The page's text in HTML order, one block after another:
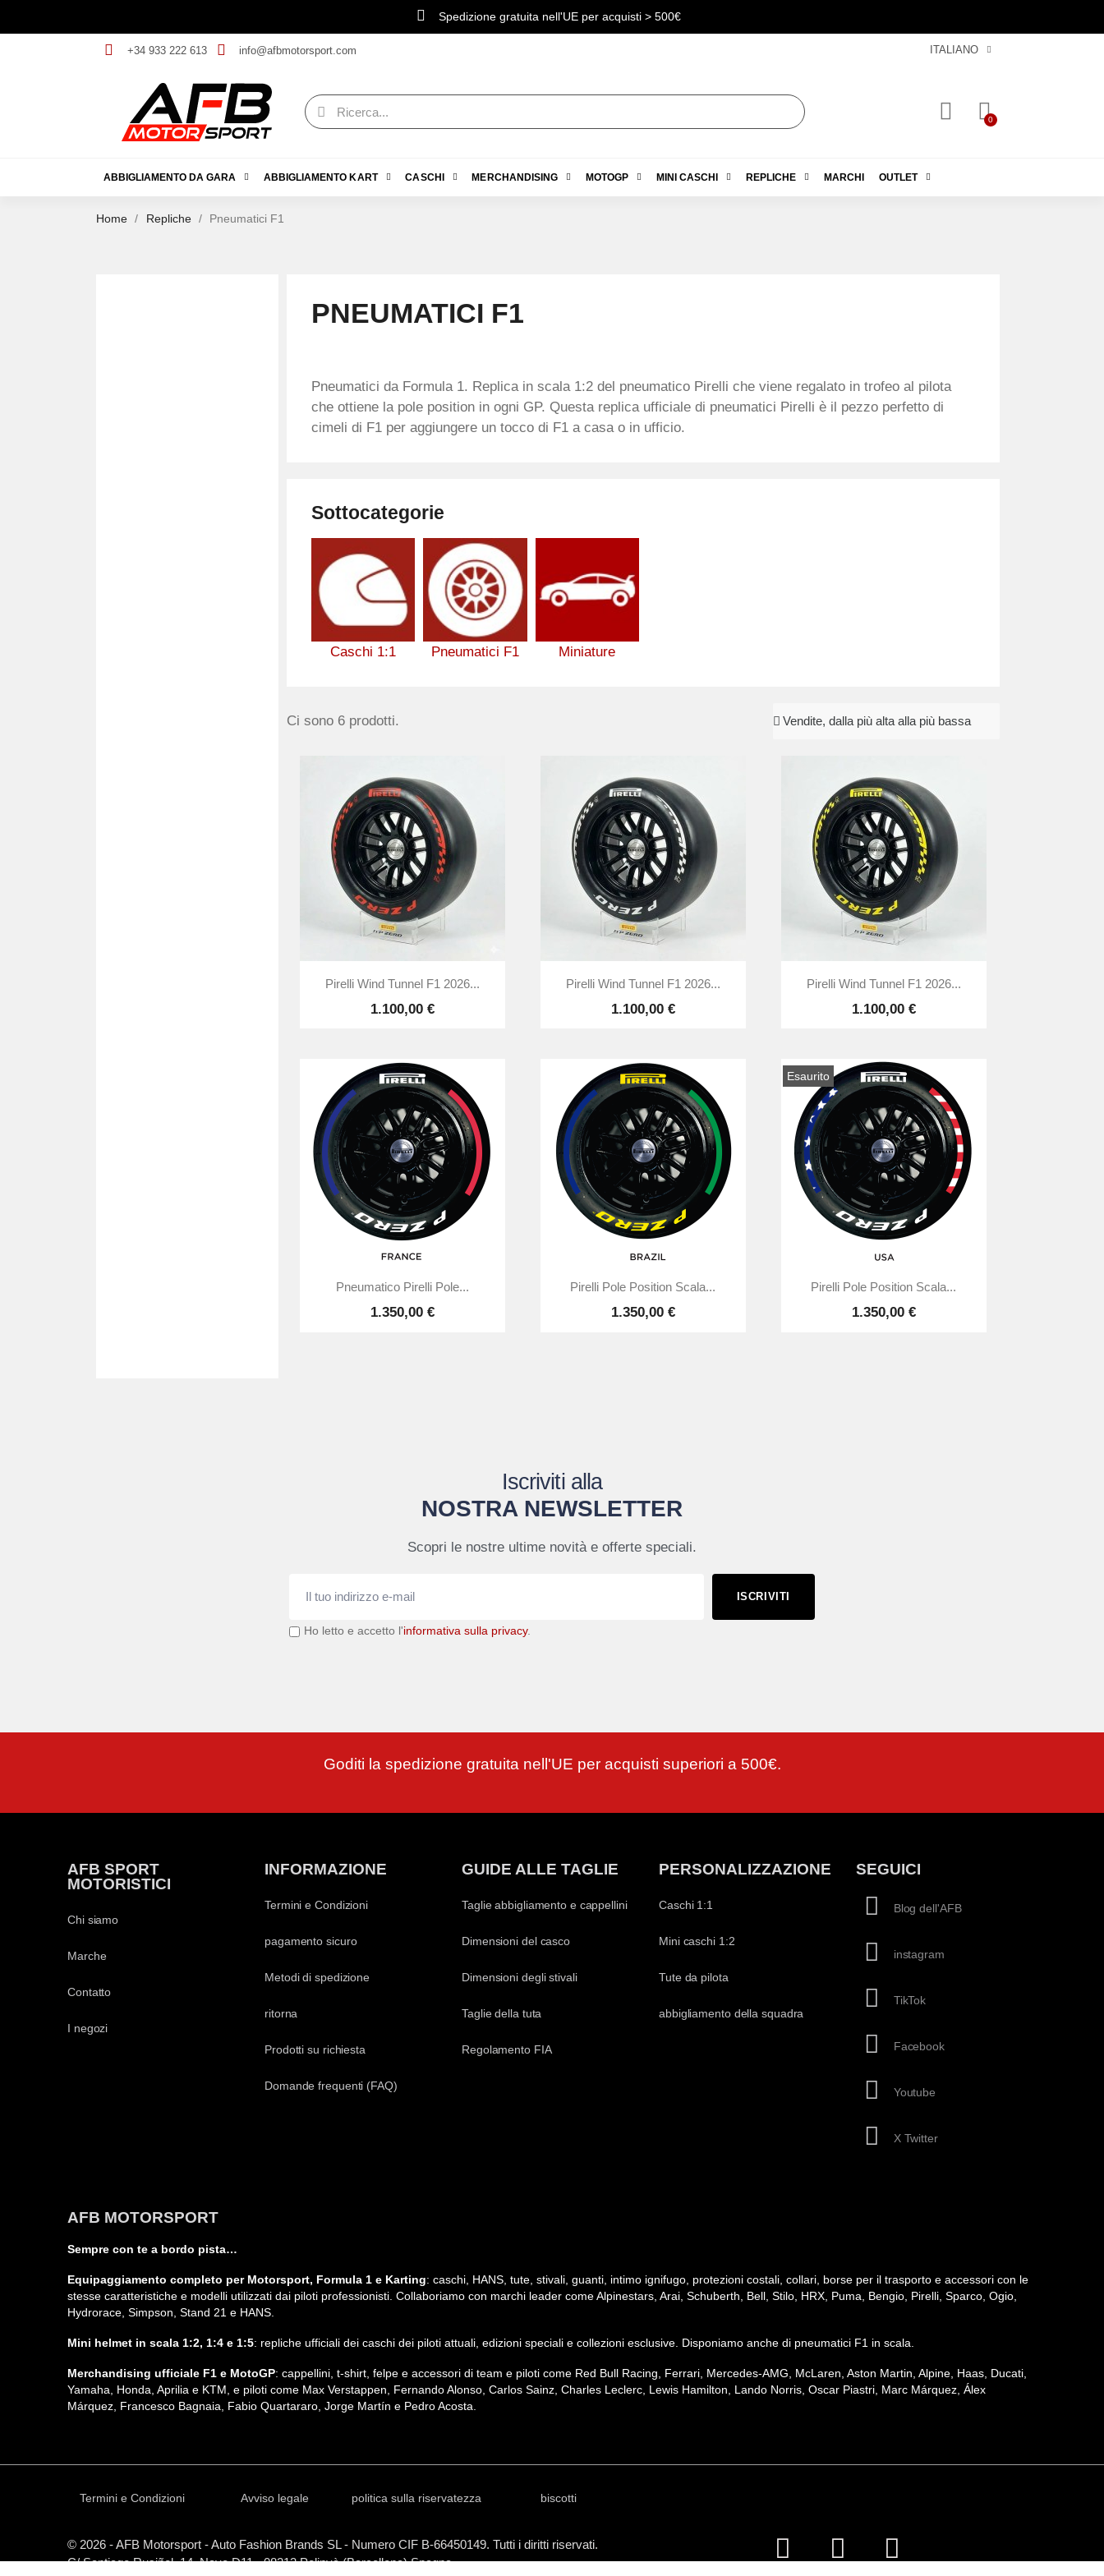
Spedizione gratuita nell'UE per acquisti > 500€
+34 933 222 613 info@afbmotorsport.com ITALIANO
ABBIGLIAMENTO DA GARA ABBIGLIAMENTO KART CASCHI MERCHANDISING MOTOGP MINI CASCHI REPLICHE MARCHI OUTLET
Home Repliche Pneumatici F1
PNEUMATICI F1
Pneumatici da Formula 1. Replica in scala 1:2 del pneumatico Pirelli che viene regalato in trofeo al pilota
che ottiene la pole position in ogni GP. Questa replica ufficiale di pneumatici Pirelli è il pezzo perfetto di
cimeli di F1 per aggiungere un tocco di F1 a casa o in ufficio.
Sottocategorie
Caschi 1:1 Pneumatici F1 Miniature
Ci sono 6 prodotti.
Anteprima
Pirelli Wind Tunnel F1 2026...
1.100,00 €
Anteprima
Pirelli Wind Tunnel F1 2026...
1.100,00 €
Anteprima
Pirelli Wind Tunnel F1 2026...
1.100,00 €
Anteprima
Pneumatico Pirelli Pole...
1.350,00 €
Anteprima
Pirelli Pole Position Scala...
1.350,00 €
Esaurito
Anteprima
Pirelli Pole Position Scala...
1.350,00 €
Iscriviti alla
NOSTRA NEWSLETTER
Scopri le nostre ultime novità e offerte speciali.
ISCRIVITI
Ho letto e accetto l'informativa sulla privacy.
Goditi la spedizione gratuita nell'UE per acquisti superiori a 500€.
AFB SPORT
MOTORISTICI
Chi siamo
Marche
Contatto
I negozi
INFORMAZIONE
Termini e Condizioni
pagamento sicuro
Metodi di spedizione
ritorna
Prodotti su richiesta
Domande frequenti (FAQ)
GUIDE ALLE TAGLIE
Taglie abbigliamento e cappellini
Dimensioni del casco
Dimensioni degli stivali
Taglie della tuta
Regolamento FIA
PERSONALIZZAZIONE
Caschi 1:1
Mini caschi 1:2
Tute da pilota
abbigliamento della squadra
SEGUICI
Blog dell'AFB
instagram
TikTok
Facebook
Youtube
X Twitter
AFB MOTORSPORT
Sempre con te a bordo pista…
Equipaggiamento completo per Motorsport, Formula 1 e Karting: caschi, HANS, tute, stivali, guanti, intimo ignifugo, protezioni costali, collari, borse per il trasporto e accessori con le
stesse caratteristiche e modelli utilizzati dai piloti professionisti. Collaboriamo con marchi leader come Alpinestars, Arai, Schuberth, Bell, Stilo, HRX, Puma, Bengio, Pirelli, Sparco, Ogio,
Hydrorace, Simpson, Stand 21 e HANS.
Mini helmet in scala 1:2, 1:4 e 1:5: repliche ufficiali dei caschi dei piloti attuali, edizioni speciali e collezioni esclusive. Disponiamo anche di pneumatici F1 in scala.
Merchandising ufficiale F1 e MotoGP: cappellini, t-shirt, felpe e accessori di team e piloti come Red Bull Racing, Ferrari, Mercedes-AMG, McLaren, Aston Martin, Alpine, Haas, Ducati,
Yamaha, Honda, Aprilia e KTM, e piloti come Max Verstappen, Fernando Alonso, Carlos Sainz, Charles Leclerc, Lewis Hamilton, Lando Norris, Oscar Piastri, Marc Márquez, Álex
Márquez, Francesco Bagnaia, Fabio Quartararo, Jorge Martín e Pedro Acosta.
Termini e Condizioni Avviso legale politica sulla riservatezza biscotti
© 2026 - AFB Motorsport - Auto Fashion Brands SL- Numero CIF B-66450149. Tutti i diritti riservati.
C/ Santiago Rusiñol, 14, Nave D11 - 08213 Polinyà (Barcellona) Spagna